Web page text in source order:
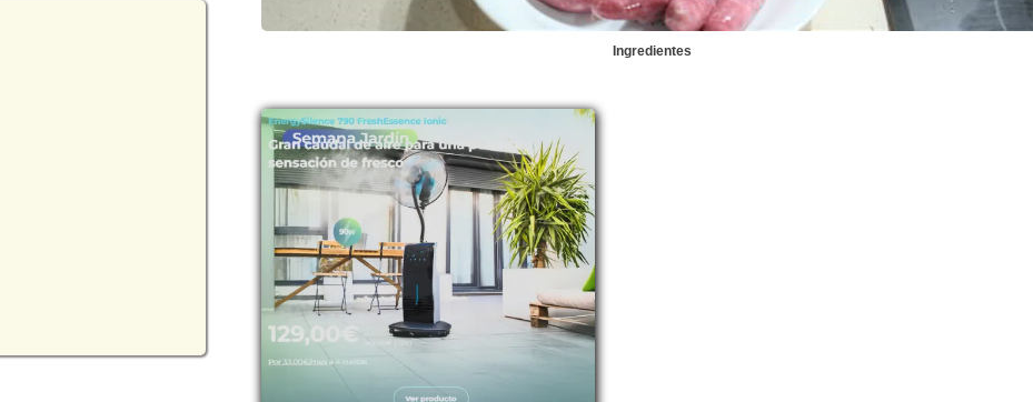
Ingredientes